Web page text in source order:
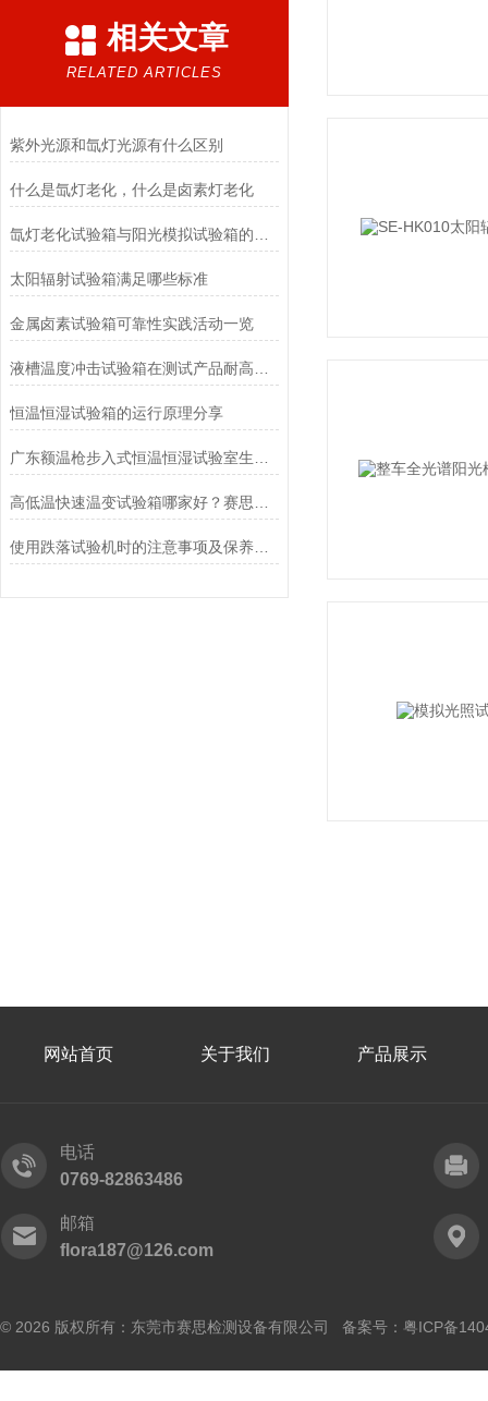
相关文章
RELATED ARTICLES
紫外光源和氙灯光源有什么区别
什么是氙灯老化，什么是卤素灯老化
太阳辐射试验箱满足哪些标准
金属卤素试验箱可靠性实践活动一览
恒温恒湿试验箱的运行原理分享
使用跌落试验机时的注意事项及保养方法看完便知
网站首页 关于我们 产品展示
电话
0769-82863486
邮箱
flora187@126.com
© 2026 版权所有：东莞市赛思检测设备有限公司 备案号： 粤ICP备